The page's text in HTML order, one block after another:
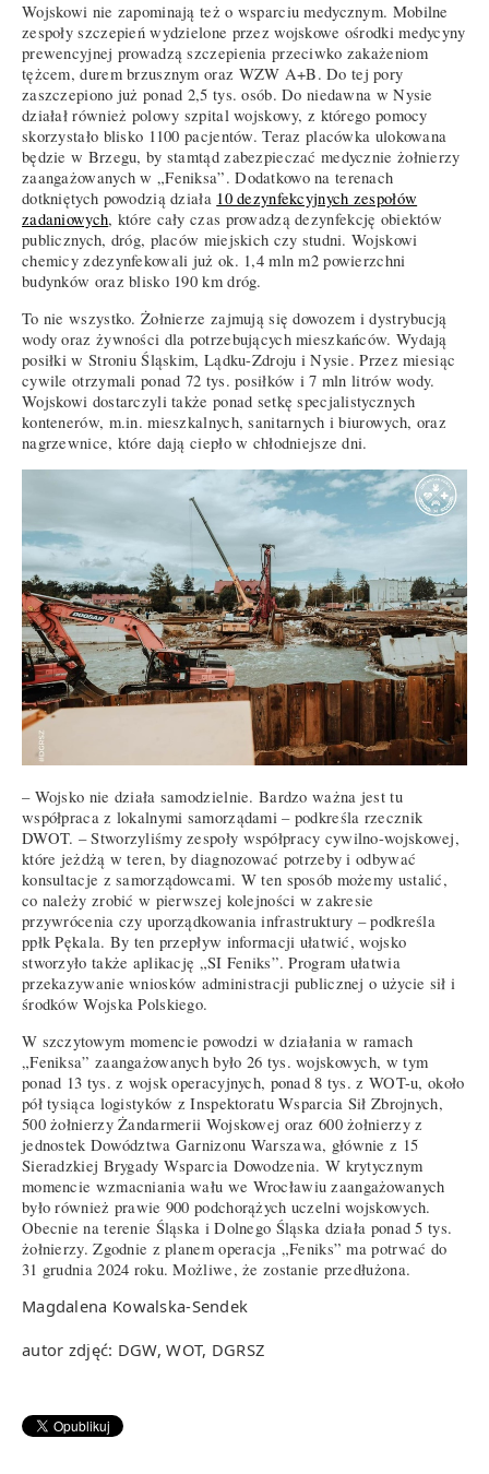
Wojskowi nie zapominają też o wsparciu medycznym. Mobilne
zespoły szczepień wydzielone przez wojskowe ośrodki medycyny
prewencyjnej prowadzą szczepienia przeciwko zakażeniom
tężcem, durem brzusznym oraz WZW A+B. Do tej pory
zaszczepiono już ponad 2,5 tys. osób. Do niedawna w Nysie
działał również polowy szpital wojskowy, z którego pomocy
skorzystało blisko 1100 pacjentów. Teraz placówka ulokowana
będzie w Brzegu, by stamtąd zabezpieczać medycznie żołnierzy
zaangażowanych w „Feniksa”. Dodatkowo na terenach
dotkniętych powodzią działa 10 dezynfekcyjnych zespołów
zadaniowych, które cały czas prowadzą dezynfekcję obiektów
publicznych, dróg, placów miejskich czy studni. Wojskowi
chemicy zdezynfekowali już ok. 1,4 mln m2 powierzchni
budynków oraz blisko 190 km dróg.
To nie wszystko. Żołnierze zajmują się dowozem i dystrybucją
wody oraz żywności dla potrzebujących mieszkańców. Wydają
posiłki w Stroniu Śląskim, Lądku-Zdroju i Nysie. Przez miesiąc
cywile otrzymali ponad 72 tys. posiłków i 7 mln litrów wody.
Wojskowi dostarczyli także ponad setkę specjalistycznych
kontenerów, m.in. mieszkalnych, sanitarnych i biurowych, oraz
nagrzewnice, które dają ciepło w chłodniejsze dni.
– Wojsko nie działa samodzielnie. Bardzo ważna jest tu
współpraca z lokalnymi samorządami – podkreśla rzecznik
DWOT. – Stworzyliśmy zespoły współpracy cywilno-wojskowej,
które jeżdżą w teren, by diagnozować potrzeby i odbywać
konsultacje z samorządowcami. W ten sposób możemy ustalić,
co należy zrobić w pierwszej kolejności w zakresie
przywrócenia czy uporządkowania infrastruktury – podkreśla
ppłk Pękala. By ten przepływ informacji ułatwić, wojsko
stworzyło także aplikację „SI Feniks”. Program ułatwia
przekazywanie wniosków administracji publicznej o użycie sił i
środków Wojska Polskiego.
W szczytowym momencie powodzi w działania w ramach
„Feniksa” zaangażowanych było 26 tys. wojskowych, w tym
ponad 13 tys. z wojsk operacyjnych, ponad 8 tys. z WOT-u, około
pół tysiąca logistyków z Inspektoratu Wsparcia Sił Zbrojnych,
500 żołnierzy Żandarmerii Wojskowej oraz 600 żołnierzy z
jednostek Dowództwa Garnizonu Warszawa, głównie z 15
Sieradzkiej Brygady Wsparcia Dowodzenia. W krytycznym
momencie wzmacniania wału we Wrocławiu zaangażowanych
było również prawie 900 podchorążych uczelni wojskowych.
Obecnie na terenie Śląska i Dolnego Śląska działa ponad 5 tys.
żołnierzy. Zgodnie z planem operacja „Feniks” ma potrwać do
31 grudnia 2024 roku. Możliwe, że zostanie przedłużona.
Magdalena Kowalska-Sendek
autor zdjęć: DGW, WOT, DGRSZ